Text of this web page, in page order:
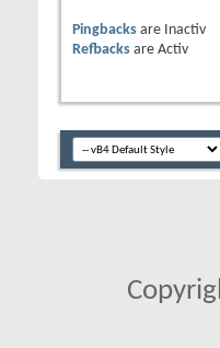
Pingbacks are
Inactiv
Refbacks are Activ